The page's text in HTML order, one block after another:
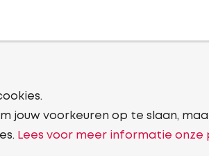
jouw voorkeuren op te slaan,
Lees voor meer informatie onze